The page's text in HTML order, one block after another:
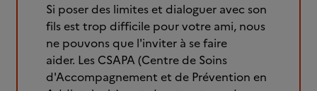
Si poser des limites et dialoguer avec son
fils est trop difficile pour votre ami, nous
ne pouvons que l'inviter à se faire
aider. Les CSAPA (Centre de Soins
d'Accompagnement et de Prévention en